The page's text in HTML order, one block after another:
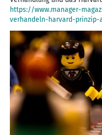
https://www.manager-
verhandeln-harvard-prinzip-